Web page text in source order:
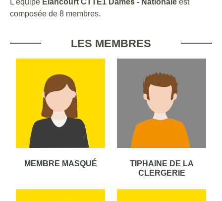
L'équipe Elancourt CTTE1 Dames - Nationale est
composée de 8 membres.
LES MEMBRES
MEMBRE MASQUÉ
TIPHAINE DE LA
CLERGERIE